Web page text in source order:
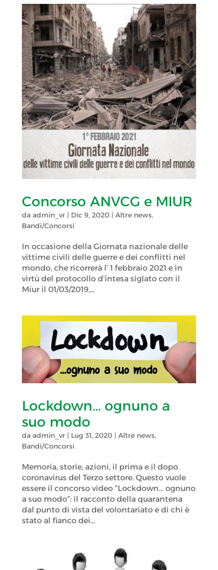
Concorso ANVCG e MIUR
da admin_vr| Dic 9, 2020 | Altre news,
Bandi/Concorsi
In occasione della Giornata nazionale delle
vittime civili delle guerre e dei conflitti nel
mondo, che ricorrerà l’ 1 febbraio 2021 e in
virtù del protocollo d’intesa siglato con il
Miur il 01/03/2019,...
Lockdown… ognuno a
suo modo
da admin_vr| Lug 31, 2020 Altre news,
Bandi/Concorsi
Memoria, storie, azioni, il prima e il dopo
coronavirus del Terzo settore. Questo vuole
essere il concorso video “Lockdown… ognuno
a suo modo”: il racconto della quarantena
dal punto di vista del volontariato e di chi è
stato al fianco dei...